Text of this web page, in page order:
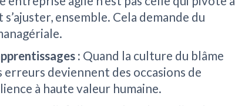
ensemble. Cela demande du
: Quand la culture du blâme
erreurs deviennent des occasions de
à haute valeur humaine.